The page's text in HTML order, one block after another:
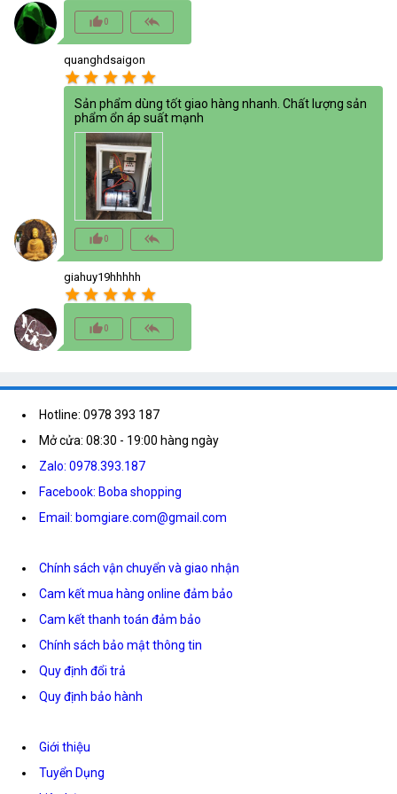
thumb_up_alt0 reply_all
quanghdsaigon
star star star star star
Sản phẩm dùng tốt giao hàng nhanh. Chất lượng sản
phẩm ổn áp suất mạnh
thumb_up_alt0 reply_all
giahuy19hhhhh
star star star star star
thumb_up_alt0 reply_all
Hotline: 0978 393 187
Mở cửa: 08:30 - 19:00 hàng ngày
Zalo: 0978.393.187
Facebook: Boba shopping
Email: bomgiare.com@gmail.com
Chính sách vận chuyển và giao nhận
Cam kết mua hàng online đảm bảo
Cam kết thanh toán đảm bảo
Chính sách bảo mật thông tin
Quy định đổi trả
Quy định bảo hành
Giới thiệu
Tuyển Dụng